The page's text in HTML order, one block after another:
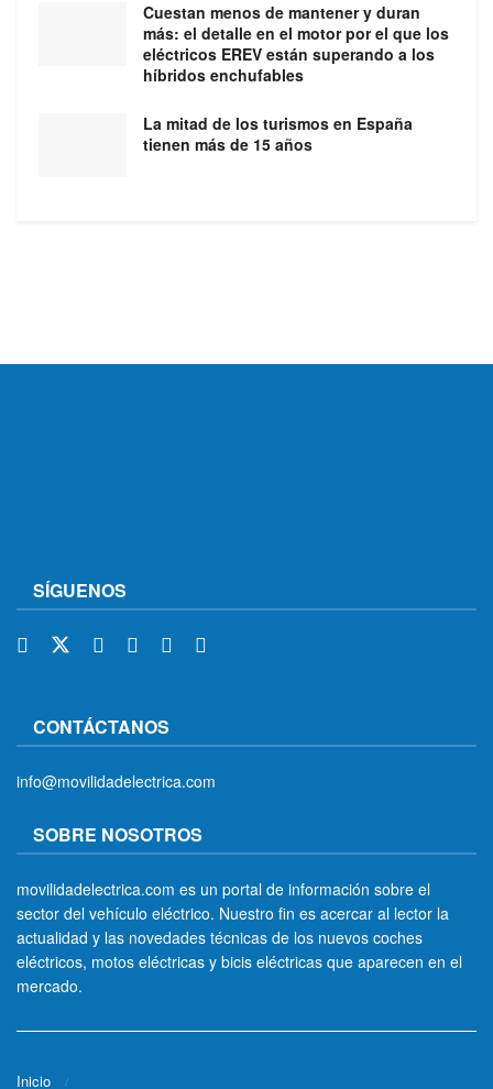
Cuestan menos de mantener y duran
más: el detalle en el motor por el que los
eléctricos EREV están superando a los
híbridos enchufables
La mitad de los turismos en España
tienen más de 15 años
SÍGUENOS
CONTÁCTANOS
info@movilidadelectrica.com
SOBRE NOSOTROS
movilidadelectrica.com es un portal de información sobre el
sector del vehículo eléctrico. Nuestro fin es acercar al lector la
actualidad y las novedades técnicas de los nuevos coches
eléctricos, motos eléctricas y bicis eléctricas que aparecen en el
mercado.
Inicio